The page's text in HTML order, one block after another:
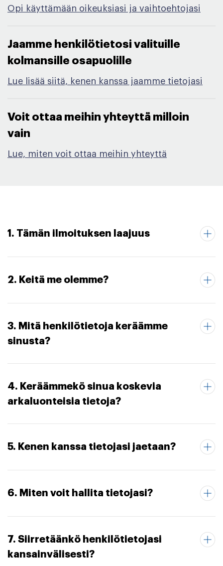
Opi käyttämään oikeuksiasi ja vaihtoehtojasi
Jaamme henkilötietosi valituille
kolmansille osapuolille​
Lue lisää siitä, kenen kanssa jaamme tietojasi
Voit ottaa meihin yhteyttä milloin
vain​
Lue, miten voit ottaa meihin yhteyttä
1. Tämän ilmoituksen laajuus
2. Keitä me olemme?
3. Mitä henkilötietoja keräämme
sinusta?
4. Keräämmekö sinua koskevia
arkaluonteisia tietoja?
5. Kenen kanssa tietojasi jaetaan?
6. Miten voit hallita tietojasi?
7. Siirretäänkö henkilötietojasi
kansainvälisesti?